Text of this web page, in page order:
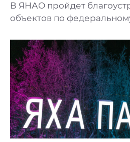
В ЯНАО пройдет
объектов по